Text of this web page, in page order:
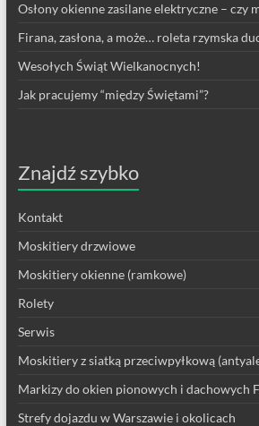
Osłony okienne zasilane elektryczne – czy
Firana, zasłona, a może… roleta rzymska
Wesołych Świąt Wielkanocnych!
Jak pracujemy “między Świętami”?
Znajdź szybko
Kontakt
Moskitiery drzwiowe
Moskitiery okienne (ramkowe)
Rolety
Serwis
Moskitiery z siatką przeciwpyłkową
Markizy do okien pionowych i dachowych
Strefy dojazdu w Warszawie i okolicach